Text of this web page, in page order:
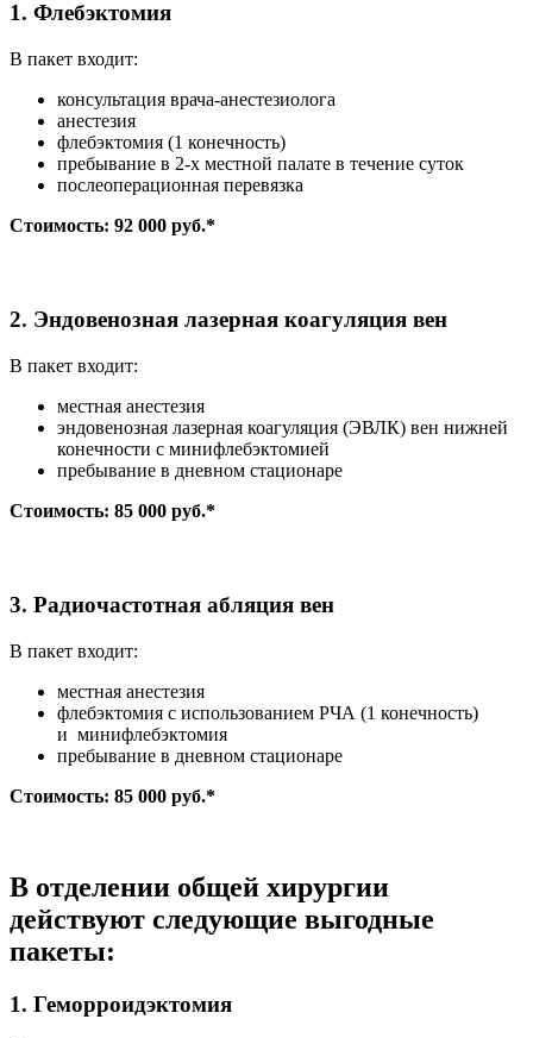
1. Флебэктомия
В пакет входит:
консультация врача-анестезиолога
анестезия
флебэктомия (1 конечность)
пребывание в 2-х местной палате в течение суток
послеоперационная перевязка
Стоимость: 92 000 руб.*
2. Эндовенозная лазерная коагуляция вен
В пакет входит:
местная анестезия
эндовенозная лазерная коагуляция (ЭВЛК) вен нижней
конечности с минифлебэктомией
пребывание в дневном стационаре
Стоимость: 85 000 руб.*
3. Радиочастотная абляция вен
В пакет входит:
местная анестезия
флебэктомия с использованием РЧА (1 конечность)
и минифлебэктомия
пребывание в дневном стационаре
Стоимость: 85 000 руб.*
В отделении общей хирургии
действуют следующие выгодные
пакеты:
1. Геморроидэктомия